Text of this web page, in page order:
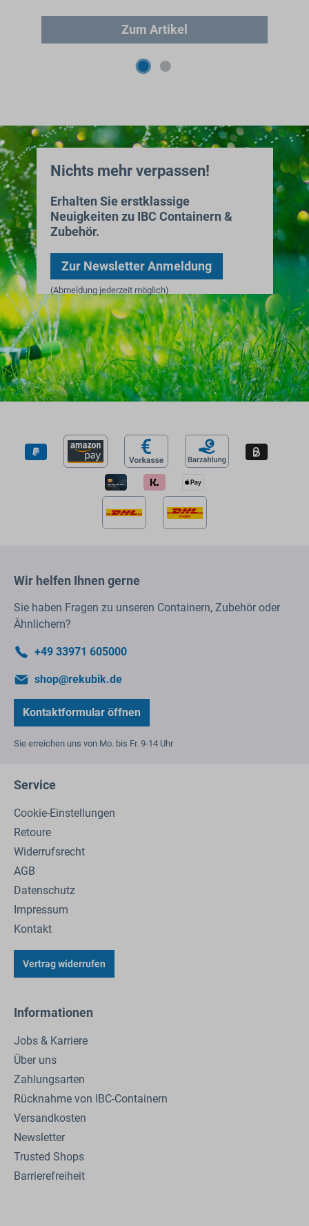
Zum Artikel
Nichts mehr verpassen!
Erhalten Sie erstklassige
Neuigkeiten zu IBC Containern &
Zubehör.
Zur Newsletter Anmeldung
(Abmeldung jederzeit möglich)
Wir helfen Ihnen gerne
Sie haben Fragen zu unseren Containern, Zubehör oder
Ähnlichem?
+49 33971 605000
shop@rekubik.de
Kontaktformular öffnen
Sie erreichen uns von Mo. bis Fr. 9-14 Uhr
Service
Cookie-Einstellungen
Retoure
Widerrufsrecht
AGB
Datenschutz
Impressum
Kontakt
Vertrag widerrufen
Informationen
Jobs & Karriere
Über uns
Zahlungsarten
Rücknahme von IBC-Containern
Versandkosten
Newsletter
Trusted Shops
Barrierefreiheit